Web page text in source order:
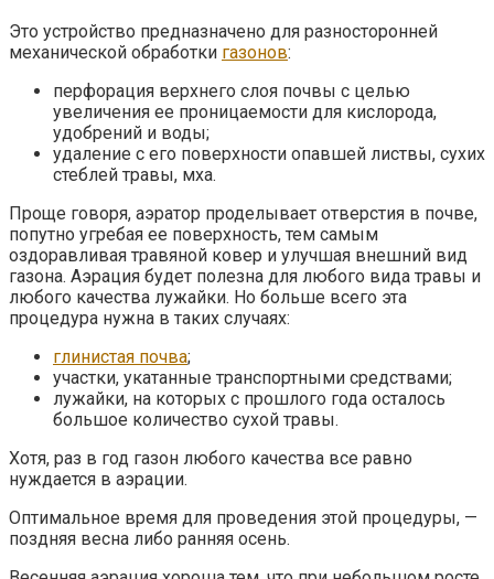
Это устройство предназначено для разносторонней
механической обработки газонов:
перфорация верхнего слоя почвы с целью
увеличения ее проницаемости для кислорода,
удобрений и воды;
удаление с его поверхности опавшей листвы, сухих
стеблей травы, мха.
Проще говоря, аэратор проделывает отверстия в почве,
попутно угребая ее поверхность, тем самым
оздоравливая травяной ковер и улучшая внешний вид
газона. Аэрация будет полезна для любого вида травы и
любого качества лужайки. Но больше всего эта
процедура нужна в таких случаях:
глинистая почва;
участки, укатанные транспортными средствами;
лужайки, на которых с прошлого года осталось
большое количество сухой травы.
Хотя, раз в год газон любого качества все равно
нуждается в аэрации.
Оптимальное время для проведения этой процедуры, —
поздняя весна либо ранняя осень.